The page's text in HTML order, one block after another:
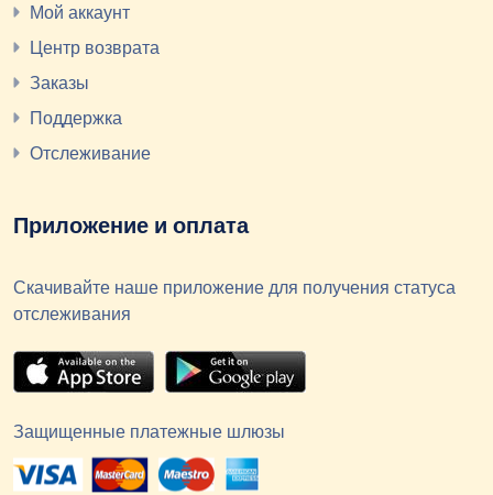
Мой аккаунт
Центр возврата
Заказы
Поддержка
Отслеживание
Приложение и оплата
Скачивайте наше приложение для получения статуса
отслеживания
Защищенные платежные шлюзы